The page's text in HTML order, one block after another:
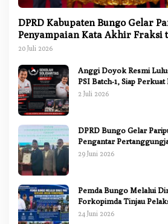
DPRD Kabupaten Bungo Gelar
Penyampaian Kata Akhir Fraksi
Ranperda Pertanggungjawaban
20 Juli 2026
Anggi Doyok Resmi
PSI Batch-1, Siap
Daerah
2 Juli 2026
DPRD Bungo Gelar
Pengantar
APBD 2025
29 Juni 2026
Pemda Bungo Melalui
Forkopimda Tinjau
2026
24 Juni 2026